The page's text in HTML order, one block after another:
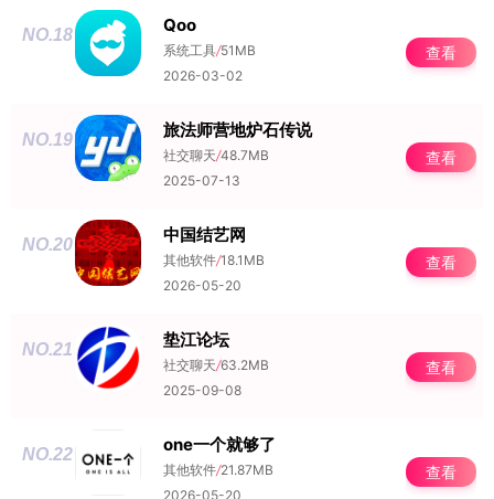
NO.18 Qoo
系统工具/51MB
2026-03-02
查看
NO.19 旅法师营地炉石传说
社交聊天/48.7MB
2025-07-13
查看
NO.20 中国结艺网
其他软件/18.1MB
2026-05-20
查看
NO.21 垫江论坛
社交聊天/63.2MB
2025-09-08
查看
NO.22 one一个就够了
其他软件/21.87MB
2026-05-20
查看